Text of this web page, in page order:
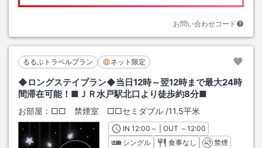
お問い合わせコード
るるぶトラベルプラン ネット限定
◆ロングステイプラン◆当日12時～翌12時まで最大24時
間滞在可能！■ＪＲ水戸駅北口より徒歩約8分■
お部屋： □□ 禁煙室 □□セミダブル /11.5平米
INチェックイン
12:00 ～ | OUT チェックアウト
～12:00
シングル
食事なし
禁煙